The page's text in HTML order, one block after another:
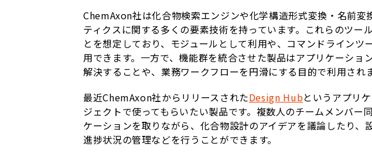
ChemAxon社は化合物検索エンジンや化学構造形式変換・名前変
ティクスに関する多くの要素技術を持っています。これらのツー
とを想定しており、モジュールとして利用や、コマンドラインツ
用できます。一方で、機能群を統合させた製品はアプリケーショ
解決することや、業務ワークフローを円滑にする目的で利用されま
最近ChemAxon社からリリースされたDesign Hubというアプリ
ジェクトで使ってもらいたい製品です。複数人のチームメンバー
ケーションを取りながら、化合物設計のアイデアを議論したり、
進捗状況の管理などを行うことができます。